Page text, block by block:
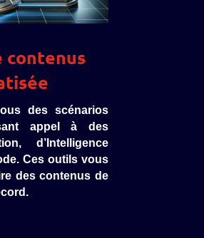
contenus
des scénarios
appel à des
d’Intelligence
Ces outils vous
des contenus de